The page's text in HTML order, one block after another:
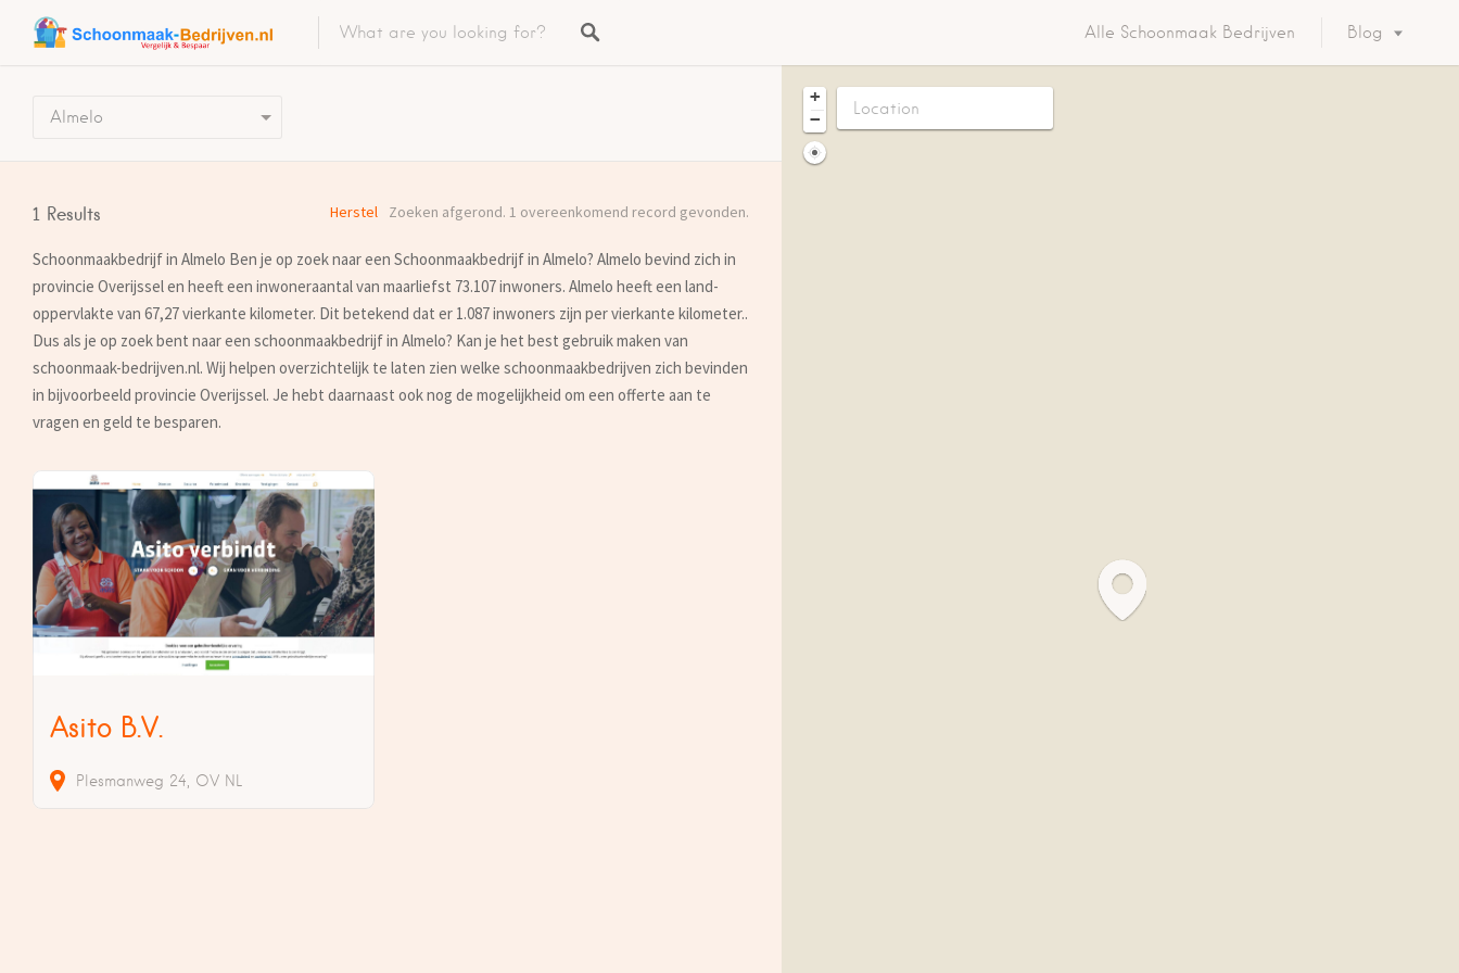
Alle Schoonmaak Bedrijven Blog
Almelo
1 Results Zoeken afgerond. 1 overeenkomend record gevonden.
Herstel
Schoonmaakbedrijf in Almelo Ben je op zoek naar een Schoonmaakbedrijf in Almelo? Almelo bevind zich in
provincie Overijssel en heeft een inwoneraantal van maarliefst 73.107 inwoners. Almelo heeft een land-
oppervlakte van 67,27 vierkante kilometer. Dit betekend dat er 1.087 inwoners zijn per vierkante kilometer..
Dus als je op zoek bent naar een schoonmaakbedrijf in Almelo? Kan je het best gebruik maken van
schoonmaak-bedrijven.nl. Wij helpen overzichtelijk te laten zien welke schoonmaakbedrijven zich bevinden
in bijvoorbeeld provincie Overijssel. Je hebt daarnaast ook nog de mogelijkheid om een offerte aan te
vragen en geld te besparen.
Asito B.V.
Plesmanweg 24 OV NL
+
−